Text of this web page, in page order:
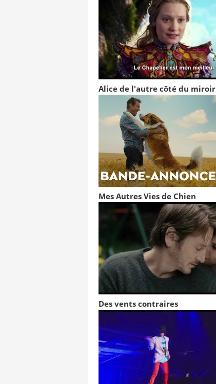
Alice de l'autre côté du miroir
Mes Autres Vies de Chien
Des vents contraires